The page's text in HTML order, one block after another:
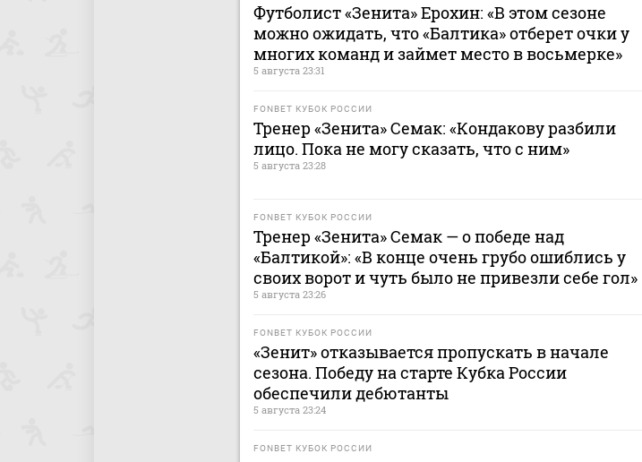
Футболист «Зенита» Ерохин: «В этом сезоне
можно ожидать, что «Балтика» отберет очки у
многих команд и займет место в восьмерке»
5 августа 23:31
FONBET КУБОК РОССИИ
Тренер «Зенита» Семак: «Кондакову разбили
лицо. Пока не могу сказать, что с ним»
5 августа 23:28
FONBET КУБОК РОССИИ
Тренер «Зенита» Семак — о победе над
«Балтикой»: «В конце очень грубо ошиблись у
своих ворот и чуть было не привезли себе гол»
5 августа 23:26
FONBET КУБОК РОССИИ
«Зенит» отказывается пропускать в начале
сезона. Победу на старте Кубка России
обеспечили дебютанты
5 августа 23:24
FONBET КУБОК РОССИИ